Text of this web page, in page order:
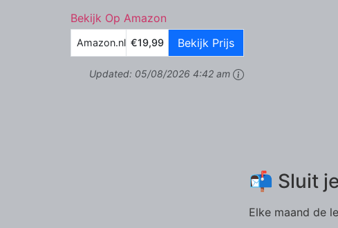
Bekijk Op Amazon
Amazon.nl €19,99 Bekijk Prijs
Updated: 05/08/2026 4:42 am
📬 Sluit
Elke maand de